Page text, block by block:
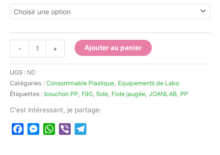
-
de
Fiole
jaugée
en
PP
Joanlab
+ Ajouter au panier
UGS : ND
Catégories : Consommable Plastique, Equipements de Labo
Étiquettes : bouchon PP, F90, fiole, Fiole jaugée, JOANLAB, PP
C'est intéressant, je partage:
FacebookMessenger
WhatsApp
Viber